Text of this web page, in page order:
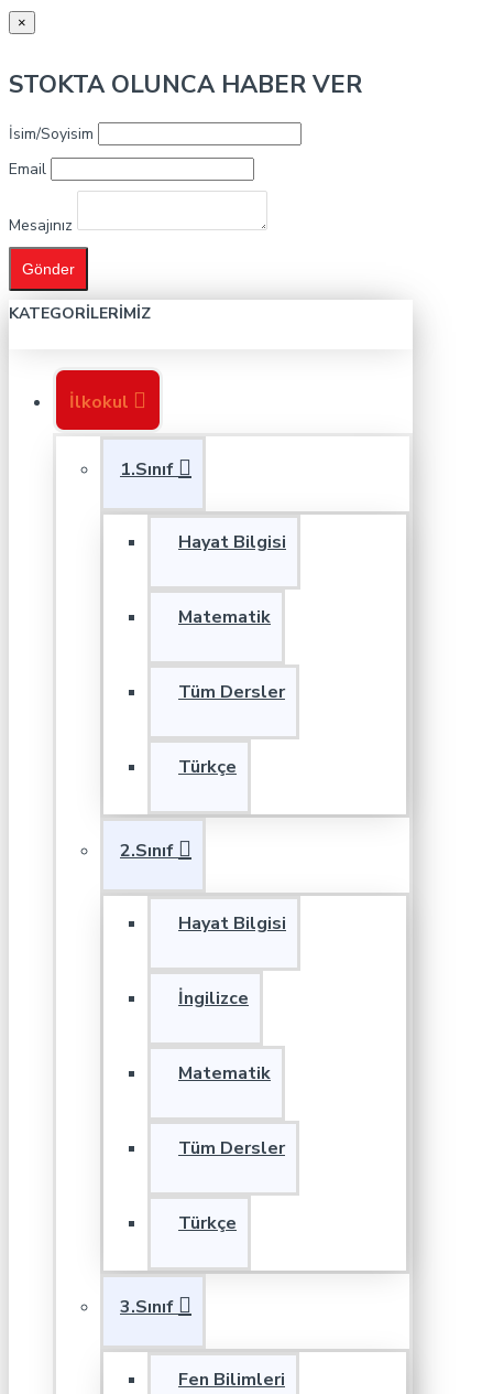
×
STOKTA OLUNCA HABER VER
İsim/Soyisim
Email
Mesajınız
Gönder
KATEGORILERIMIZ
İlkokul
1.Sınıf
Hayat Bilgisi
Matematik
Tüm Dersler
Türkçe
2.Sınıf
Hayat Bilgisi
İngilizce
Matematik
Tüm Dersler
Türkçe
3.Sınıf
Fen Bilimleri